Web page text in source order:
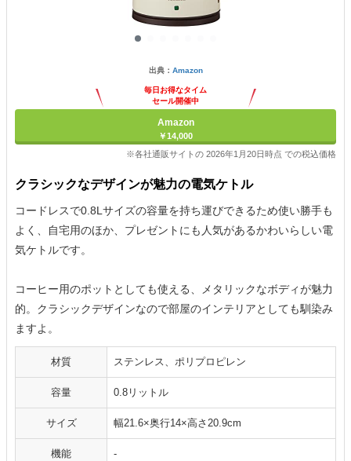
出典： Amazon
毎日お得なタイム
セール開催中
Amazon
￥14,000
※各社通販サイトの 2026年1月20日時点 での税込価格
クラシックなデザインが魅力の電気ケトル
コードレスで0.8Lサイズの容量を持ち運びできるため使い勝手も
よく、自宅用のほか、プレゼントにも人気があるかわいらしい電
気ケトルです。
コーヒー用のポットとしても使える、メタリックなボディが魅力
的。クラシックデザインなので部屋のインテリアとしても馴染み
ますよ。
材質 ステンレス、ポリプロピレン
容量 0.8リットル
サイズ 幅21.6×奥行14×高さ20.9cm
機能 -